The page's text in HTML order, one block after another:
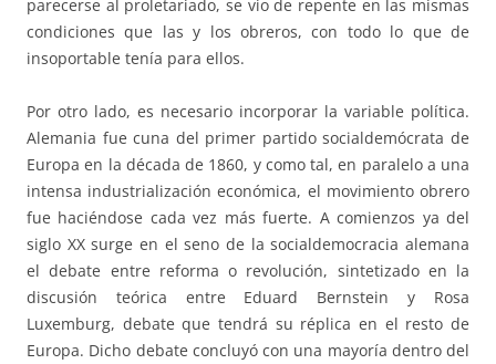
parecerse al proletariado, se vio de repente en las mismas
condiciones que las y los obreros, con todo lo que de
insoportable tenía para ellos.
Por otro lado, es necesario incorporar la variable política.
Alemania fue cuna del primer partido socialdemócrata de
Europa en la década de 1860, y como tal, en paralelo a una
intensa industrialización económica, el movimiento obrero
fue haciéndose cada vez más fuerte. A comienzos ya del
siglo XX surge en el seno de la socialdemocracia alemana
el debate entre reforma o revolución, sintetizado en la
discusión teórica entre Eduard Bernstein y Rosa
Luxemburg, debate que tendrá su réplica en el resto de
Europa. Dicho debate concluyó con una mayoría dentro del